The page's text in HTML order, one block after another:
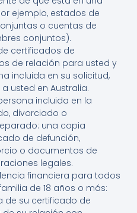
ejemplo, estados de
o cuentas de
conjuntos).
certificados de
de relación para usted y
incluida en su solicitud,
usted en Australia.
incluida en la
divorciado o
una copia
de defunción,
o documentos de
legales.
financiera para todos
de 18 años o más:
de su certificado de